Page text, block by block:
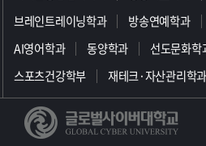
브레인트레이닝학과
방송연예학과
AI영어학과
동양학과 선도문화학
스포츠건강학부
재테크·자산관리학과